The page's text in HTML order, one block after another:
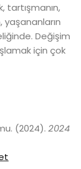
tartışmanın,
yaşananların
Değişim
için çok
(2024).2024